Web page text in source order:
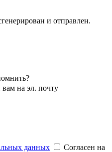
и отправлен.
на эл. почту
данных
Согласен на